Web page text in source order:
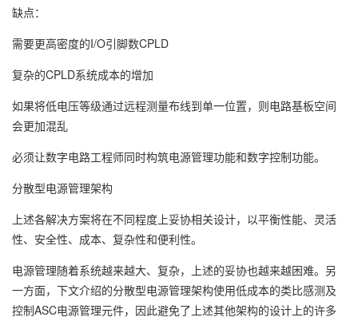
缺点：
需要更高密度的I/O引脚数CPLD
复杂的CPLD系统成本的增加
如果将低电压等级通过远程测量布线到单一位置，则电路基板空间
会更加混乱
必须让数字电路工程师同时构筑电源管理功能和数字控制功能。
分散型电源管理架构
上述各解决方案将在不同程度上妥协相关设计，以平衡性能、灵活
性、安全性、成本、复杂性和便利性。
电源管理随着系统越来越大、复杂，上述的妥协也越来越困难。另
一方面，下文介绍的分散型电源管理架构使用低成本的类比感测及
控制ASC电源管理元件，因此避免了上述其他架构的设计上的许多